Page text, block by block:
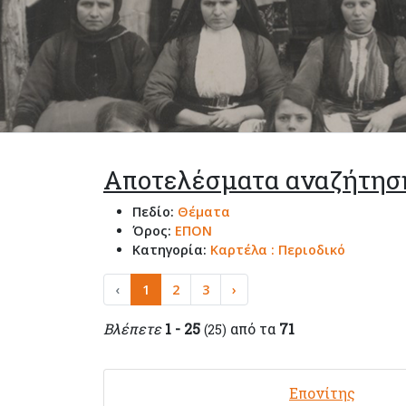
Αποτελέσματα
Πεδίο: Θέματα
Όρος: ΕΠΟΝ
Κατηγορία: Καρτέλα : Περιοδικό
‹ 1 2 3 ›
Βλέπετε 1 - 25 (25) από τα 71
Επονίτης